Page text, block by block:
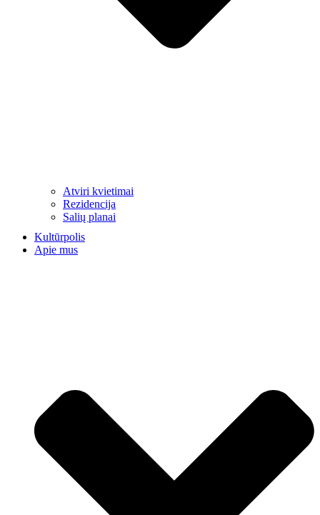
Atviri kvietimai
Rezidencija
Salių planai
Kultūrpolis
Apie mus